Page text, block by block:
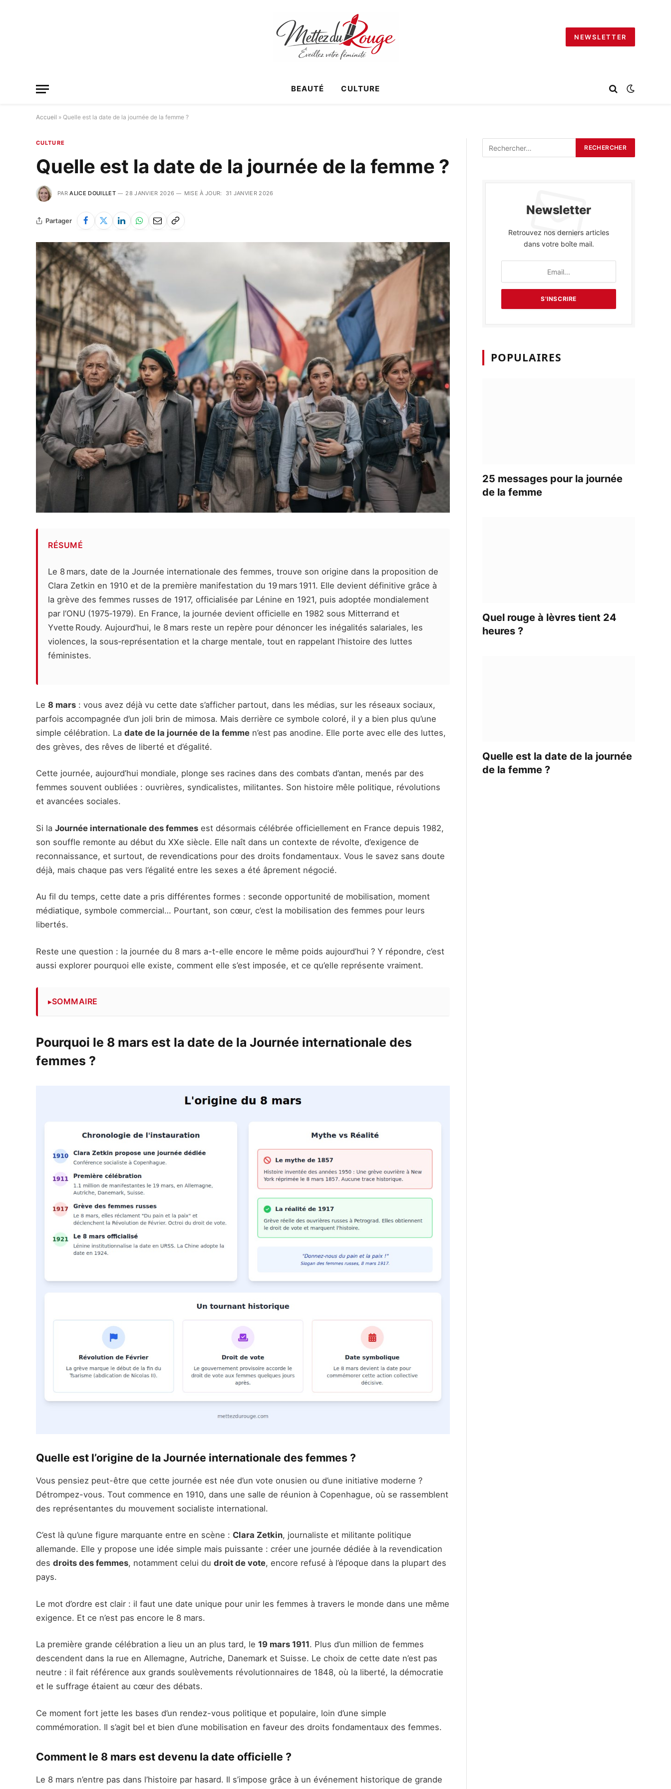
NEWSLETTER
BEAUTÉ CULTURE
Accueil » Quelle est la date de la journée de la femme ?
CULTURE
Quelle est la date de la journée de la femme ?
PAR ALICE DOUILLET 28 JANVIER 2026 MISE À JOUR: 31 JANVIER 2026
Partager
RÉSUMÉ
Le 8 mars, date de la Journée internationale des femmes, trouve son origine dans la proposition de
Clara Zetkin en 1910 et de la première manifestation du 19 mars 1911. Elle devient définitive grâce à
la grève des femmes russes de 1917, officialisée par Lénine en 1921, puis adoptée mondialement
par l’ONU (1975‑1979). En France, la journée devient officielle en 1982 sous Mitterrand et
Yvette Roudy. Aujourd’hui, le 8 mars reste un repère pour dénoncer les inégalités salariales, les
violences, la sous‑représentation et la charge mentale, tout en rappelant l’histoire des luttes
féministes.
Le 8 mars : vous avez déjà vu cette date s’afficher partout, dans les médias, sur les réseaux sociaux,
parfois accompagnée d’un joli brin de mimosa. Mais derrière ce symbole coloré, il y a bien plus qu’une
simple célébration. La date de la journée de la femme n’est pas anodine. Elle porte avec elle des luttes,
des grèves, des rêves de liberté et d’égalité.
Cette journée, aujourd’hui mondiale, plonge ses racines dans des combats d’antan, menés par des
femmes souvent oubliées : ouvrières, syndicalistes, militantes. Son histoire mêle politique, révolutions
et avancées sociales.
Si la Journée internationale des femmes est désormais célébrée officiellement en France depuis 1982,
son souffle remonte au début du XXe siècle. Elle naît dans un contexte de révolte, d’exigence de
reconnaissance, et surtout, de revendications pour des droits fondamentaux. Vous le savez sans doute
déjà, mais chaque pas vers l’égalité entre les sexes a été âprement négocié.
Au fil du temps, cette date a pris différentes formes : seconde opportunité de mobilisation, moment
médiatique, symbole commercial… Pourtant, son cœur, c’est la mobilisation des femmes pour leurs
libertés.
Reste une question : la journée du 8 mars a-t-elle encore le même poids aujourd’hui ? Y répondre, c’est
aussi explorer pourquoi elle existe, comment elle s’est imposée, et ce qu’elle représente vraiment.
SOMMAIRE
Pourquoi le 8 mars est la date de la Journée internationale des
femmes ?
Quelle est l’origine de la Journée internationale des femmes ?
Vous pensiez peut-être que cette journée est née d’un vote onusien ou d’une initiative moderne ?
Détrompez-vous. Tout commence en 1910, dans une salle de réunion à Copenhague, où se rassemblent
des représentantes du mouvement socialiste international.
C’est là qu’une figure marquante entre en scène : Clara Zetkin, journaliste et militante politique
allemande. Elle y propose une idée simple mais puissante : créer une journée dédiée à la revendication
des droits des femmes, notamment celui du droit de vote, encore refusé à l’époque dans la plupart des
pays.
Le mot d’ordre est clair : il faut une date unique pour unir les femmes à travers le monde dans une même
exigence. Et ce n’est pas encore le 8 mars.
La première grande célébration a lieu un an plus tard, le 19 mars 1911. Plus d’un million de femmes
descendent dans la rue en Allemagne, Autriche, Danemark et Suisse. Le choix de cette date n’est pas
neutre : il fait référence aux grands soulèvements révolutionnaires de 1848, où la liberté, la démocratie
et le suffrage étaient au cœur des débats.
Ce moment fort jette les bases d’un rendez-vous politique et populaire, loin d’une simple
commémoration. Il s’agit bel et bien d’une mobilisation en faveur des droits fondamentaux des femmes.
Comment le 8 mars est devenu la date officielle ?
Le 8 mars n’entre pas dans l’histoire par hasard. Il s’impose grâce à un événement historique de grande
Newsletter
Retrouvez nos derniers articles
dans votre boîte mail.
POPULAIRES
25 messages pour la journée
de la femme
Quel rouge à lèvres tient 24
heures ?
Quelle est la date de la journée
de la femme ?